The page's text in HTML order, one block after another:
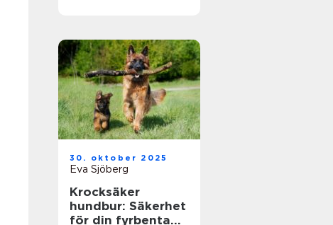
30. oktober 2025
Eva Sjöberg
Krocksäker
hundbur: Säkerhet
för din fyrbenta